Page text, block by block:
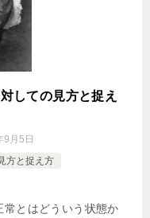
しての見方と捉え
9月5日
方と捉え方
常とはどういう状態か